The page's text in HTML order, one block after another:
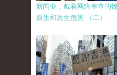
新闻业，戴着网络审查的
原生和次生危害 （二）